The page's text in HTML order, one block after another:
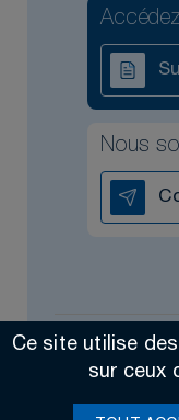
Nous
Ce site utilise
sur ceux